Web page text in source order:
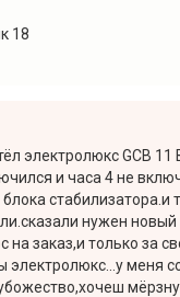
18
электролюкс GCB
и часа 4 не
нужен
на заказ,и только за
электролюкс...у меня